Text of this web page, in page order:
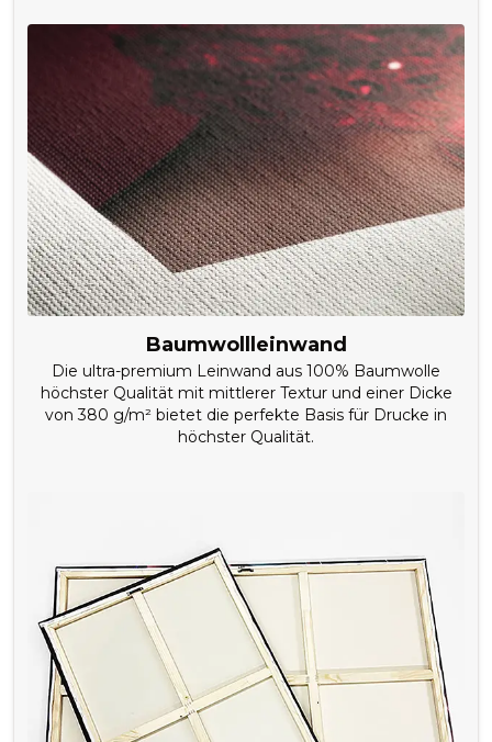
Baumwollleinwand
Die ultra-premium Leinwand aus 100% Baumwolle
höchster Qualität mit mittlerer Textur und einer Dicke
von 380 g/m² bietet die perfekte Basis für Drucke in
höchster Qualität.